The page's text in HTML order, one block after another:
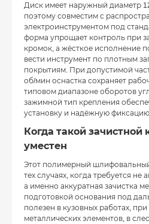
Диск имеет наружный диаметр
поэтому совместим с
электроинструментом под
форма упрощает контроль при
кромок, а жёсткое исполнение
вести инструмент по плотным
покрытиям. При допустимой
об/мин оснастка сохраняет
типовом диапазоне оборотов
зажимной тип крепления
установку и надёжную
Когда такой зачистной
уместен
Этот полимерный
тех случаях, когда требуется
а именно аккуратная зачистка
подготовкой основания под
полезен в кузовных работах,
металлических элементов, в